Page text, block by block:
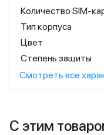
Количество SIM-
Тип корпуса
Цвет
Степень защиты
Смотреть все
С этим